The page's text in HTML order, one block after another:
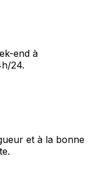
end à
24.
et à la bonne